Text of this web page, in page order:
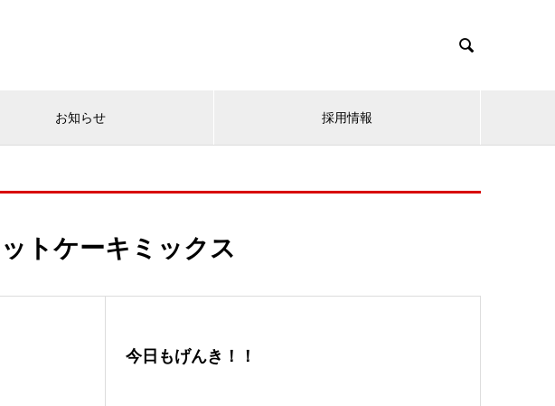

お知らせ 採用情報
トケーキミックス
今日もげんき！！